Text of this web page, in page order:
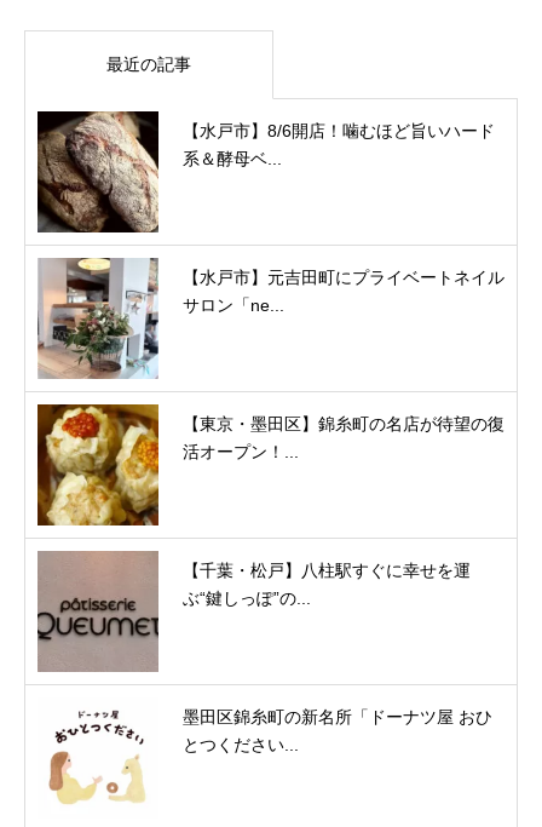
最近の記事
【水戸市】8/6開店！噛むほど旨いハード
系＆酵母ベ...
【水戸市】元吉田町にプライベートネイル
サロン「ne...
【東京・墨田区】錦糸町の名店が待望の復
活オープン！...
【千葉・松戸】八柱駅すぐに幸せを運
ぶ“鍵しっぽ”の...
墨田区錦糸町の新名所「ドーナツ屋 おひ
とつください...